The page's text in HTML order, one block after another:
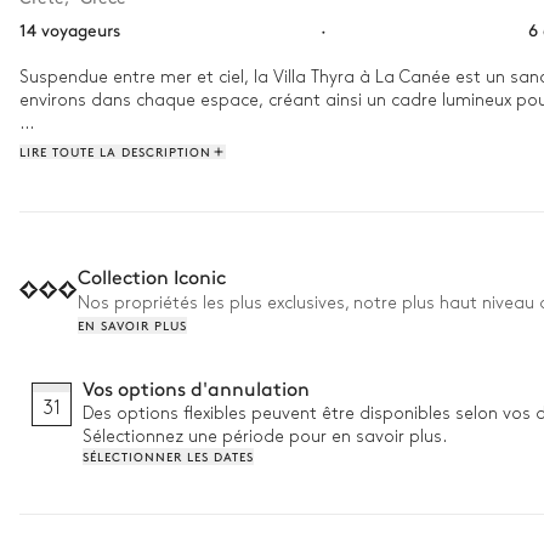
14 voyageurs
· 6
Suspendue entre mer et ciel, la Villa Thyra à La Canée est un
environs dans chaque espace, créant ainsi un cadre lumineux
Conçue pour accueillir jusqu'à 14 personnes, cette villa de 6
• Divertissements à l'infini : piscines et cinémas intérieurs et
• Retraite bien-être complète : hammam, sauna, jacuzzi et
• Accès facile : plage à 2 minutes en voiture et restaurants à
LIRE TOUTE LA DESCRIPTION
Collection Iconic
Nos propriétés les plus exclusives, notre plus haut
EN SAVOIR PLUS
31
Vos options d'annulation
Des options flexibles peuvent être disponibles selon vos
Sélectionnez une période pour en savoir plus.
SÉLECTIONNER LES DATES